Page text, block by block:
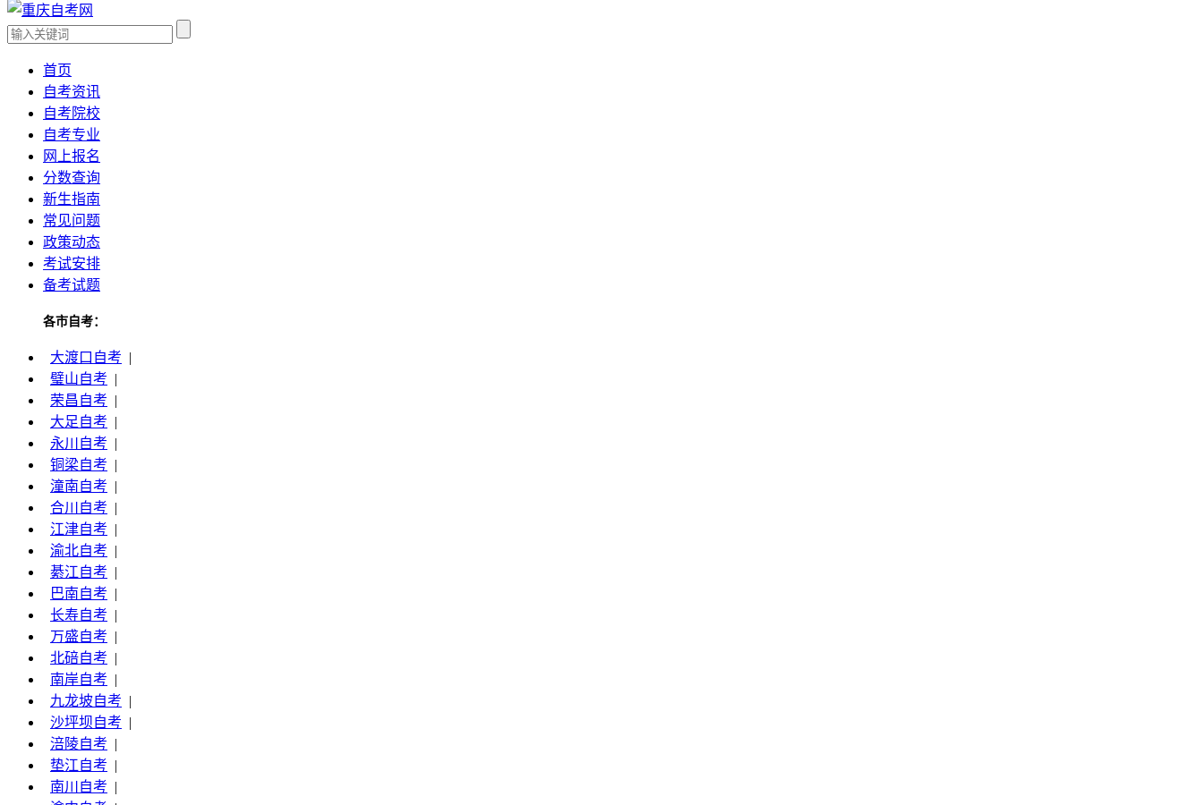
首页
自考资讯
自考院校
自考专业
网上报名
分数查询
新生指南
常见问题
政策动态
考试安排
备考试题
各市自考：
大渡口自考 |
璧山自考 |
荣昌自考 |
大足自考 |
永川自考 |
铜梁自考 |
潼南自考 |
合川自考 |
江津自考 |
渝北自考 |
綦江自考 |
巴南自考 |
长寿自考 |
万盛自考 |
北碚自考 |
南岸自考 |
九龙坡自考 |
沙坪坝自考 |
涪陵自考 |
垫江自考 |
南川自考 |